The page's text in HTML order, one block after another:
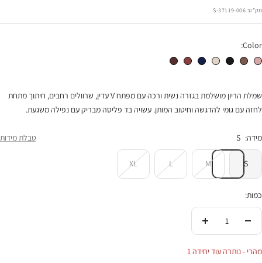
בהנחה
מק"ט: 37119-006-S
Color:
שמלת קוקו פליסה פודרהשמלת קוקו פליסה חום שמלת קוקו פליסה שחורה
שמלת קוקו פליסה אבן שמלת קוקו פליסה נייבי שמלת קוקו פליסה בורגונדישמלת קוקו פליסה חום שוקולד
שמלת הריון מושלמת בגזרה נשית ורכה עם מפתח V עדין, שרוולים רחבים, חיתוך מתחת
לחזה עם גומי להדגשה וחיטוב המותן. עשויה בד פליסה מבריק עם נפילה משגעת.
מידה: S טבלת מידות
S
M
L
XL
כמות:
העלי
מהרי - נותרה עוד יחידה 1